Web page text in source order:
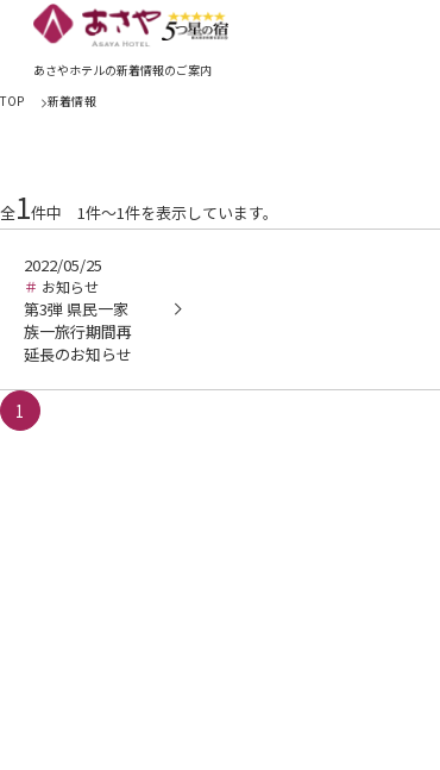
あさやホテルの新着情報のご案内
TOP 新着情報
全1件中 1件～1件を表示しています。
2022/05/25
お知らせ
第3弾 県民一家
族一旅行期間再
延長のお知らせ
1